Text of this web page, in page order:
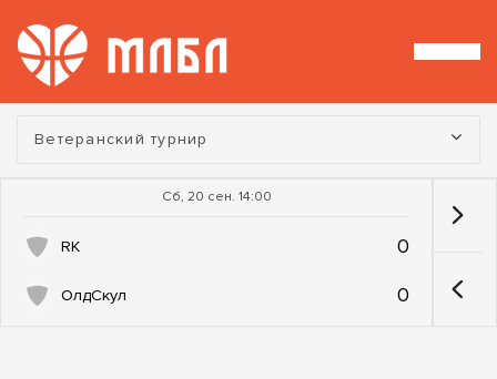
Турнир:
Ветеранский турнир
Сб, 20 сен. 14:00
RK 0
ОлдСкул 0